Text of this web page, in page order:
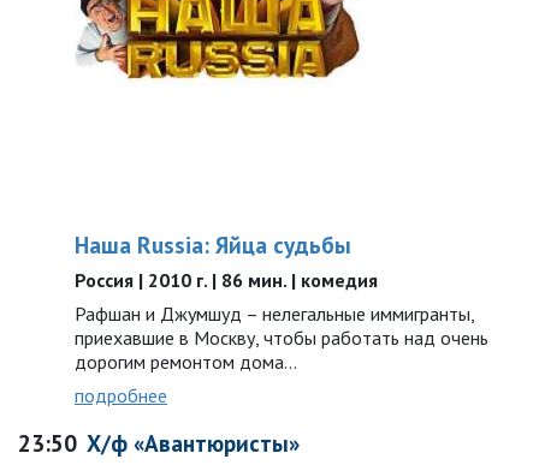
Наша Russia: Яйца судьбы
Россия | 2010 г. | 86 мин. | комедия
Рафшан и Джумшуд – нелегальные иммигранты,
приехавшие в Москву, чтобы работать над очень
дорогим ремонтом дома…
подробнее
23:50 Х/ф «Авантюристы»